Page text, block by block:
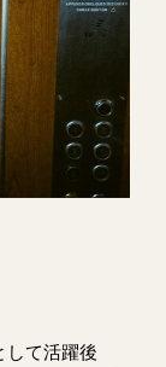
して活躍後